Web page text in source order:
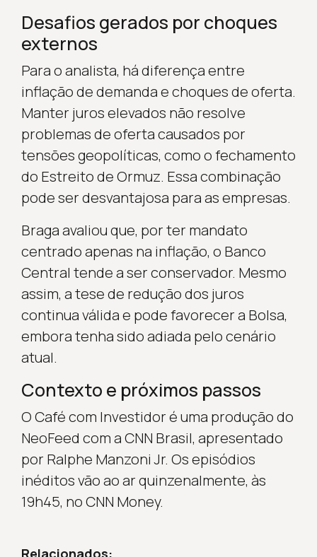
Desafios gerados por choques
externos
Para o analista, há diferença entre
inflação de demanda e choques de oferta.
Manter juros elevados não resolve
problemas de oferta causados por
tensões geopolíticas, como o fechamento
do Estreito de Ormuz. Essa combinação
pode ser desvantajosa para as empresas.
Braga avaliou que, por ter mandato
centrado apenas na inflação, o Banco
Central tende a ser conservador. Mesmo
assim, a tese de redução dos juros
continua válida e pode favorecer a Bolsa,
embora tenha sido adiada pelo cenário
atual.
Contexto e próximos passos
O Café com Investidor é uma produção do
NeoFeed com a CNN Brasil, apresentado
por Ralphe Manzoni Jr. Os episódios
inéditos vão ao ar quinzenalmente, às
19h45, no CNN Money.
Relacionados: